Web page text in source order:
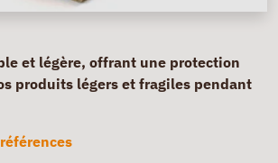
et légère, offrant une protection
produits légers et fragiles pendant